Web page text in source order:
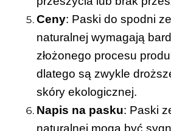
Ceny: Paski do spodni
naturalnej wymagają
złożonego procesu
dlatego są zwykle
skóry ekologicznej.
Napis na pasku: Paski
naturalnej mogą być